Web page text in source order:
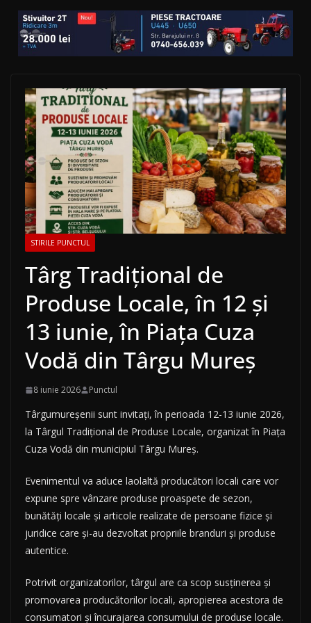
STIRILE PUNCTUL
Târg Tradițional de
Produse Locale, în 12 și
13 iunie, în Piața Cuza
Vodă din Târgu Mureș
8 iunie 2026 Punctul
Târgumureșenii sunt invitați, în perioada 12-13 iunie 2026,
la Târgul Tradițional de Produse Locale, organizat în Piața
Cuza Vodă din municipiul Târgu Mureș.
Evenimentul va aduce laolaltă producători locali care vor
expune spre vânzare produse proaspete de sezon,
bunătăți locale și articole realizate de persoane fizice și
juridice care și-au dezvoltat propriile branduri și produse
autentice.
Potrivit organizatorilor, târgul are ca scop susținerea și
promovarea producătorilor locali, apropierea acestora de
consumatori și încurajarea consumului de produse locale.